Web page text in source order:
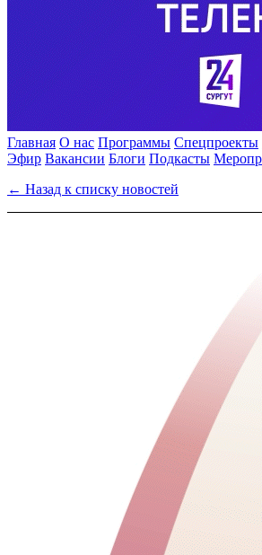
Главная О нас Программы Спецпроекты
Эфир Вакансии Блоги Подкасты
← Назад к списку новостей